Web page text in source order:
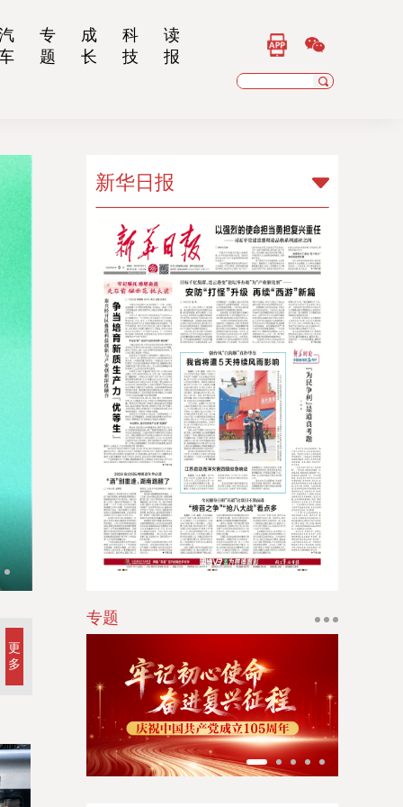
专
题
成
长
科
技
读
报
学习·知行丨总书记点赞的非遗
更
多
新华日报
新华日报
扬子晚报
乡村干部报
南京晨报
江苏经济报
江苏法治报
江南时报
新苏商
扬子体育报
银潮
华人时刊
专题